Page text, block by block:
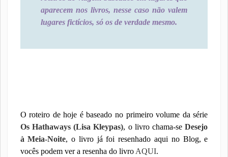
aparecem nos livros, nesse caso não valem
lugares fictícios, só os de verdade mesmo.
O roteiro de hoje é baseado no primeiro volume da série
Os Hathaways (Lisa Kleypas), o livro chama-seDesejo
à Meia-Noite, o livro já foi resenhado aqui no Blog, e
vocês podem ver a resenha do livro AQUI.